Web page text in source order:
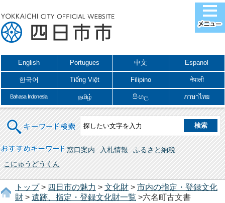
English Portugues 中文 Espanol
한국어 Tiếng Việt Filipino नेपाली
Bahasa Indonesia தமிழ் සිංහල ภาษาไทย
キーワード検索
おすすめキーワード 窓口案内 入札情報
ふるさと納税
こにゅうどうくん
トップ> 四日市の魅力 > 文化財 > 市内の指定・登録文化
財 > 遺跡、指定・登録文化財一覧 >六名町古文書